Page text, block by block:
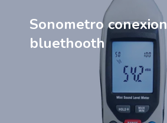
Sonometro conexion
bluethooth